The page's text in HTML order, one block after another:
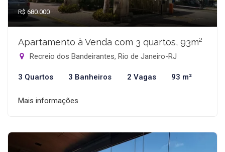
R$ 680.000
Apartamento à Venda com 3 quartos, 93m²
Recreio dos Bandeirantes, Rio de Janeiro-RJ
3 Quartos 3 Banheiros 2 Vagas 93 m²
Mais informações